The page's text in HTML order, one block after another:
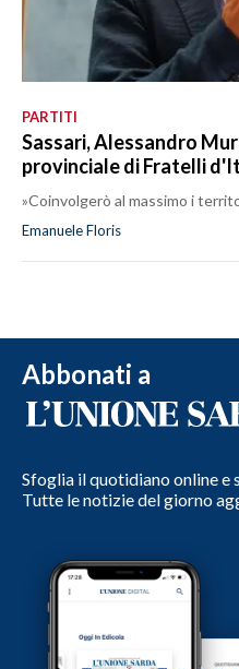
PARTITI
Sassari, Alessandro
provinciale di Fratelli
»Coinvolgerò al massimo i
Emanuele Floris
Abbonati a
Sfoglia il quotidiano online e
Tutte le notizie del giorno